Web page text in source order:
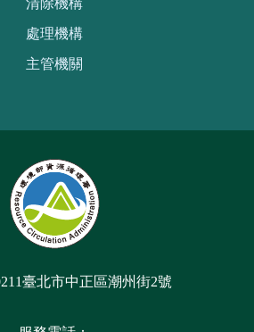
清除機構
處理機構
主管機關
臺北市中正區潮州街2號